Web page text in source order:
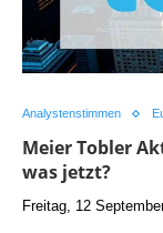
Analystenstimmen
Meier Tobler
was jetzt?
Freitag, 12